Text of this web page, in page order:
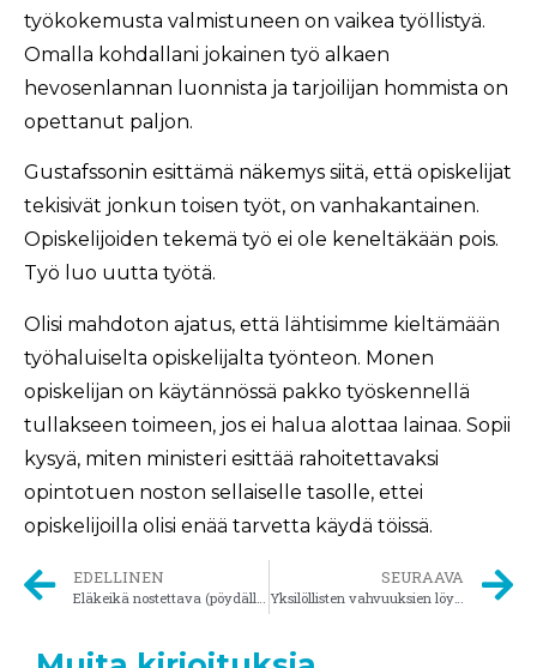
työkokemusta valmistuneen on vaikea työllistyä.
Omalla kohdallani jokainen työ alkaen
hevosenlannan luonnista ja tarjoilijan hommista on
opettanut paljon.
Gustafssonin esittämä näkemys siitä, että opiskelijat
tekisivät jonkun toisen työt, on vanhakantainen.
Opiskelijoiden tekemä työ ei ole keneltäkään pois.
Työ luo uutta työtä.
Olisi mahdoton ajatus, että lähtisimme kieltämään
työhaluiselta opiskelijalta työnteon. Monen
opiskelijan on käytännössä pakko työskennellä
tullakseen toimeen, jos ei halua alottaa lainaa. Sopii
kysyä, miten ministeri esittää rahoitettavaksi
opintotuen noston sellaiselle tasolle, ettei
opiskelijoilla olisi enää tarvetta käydä töissä.
EDELLINEN SEURAAVA
Yksilöllisten vahvuuksien löytäminen tärkeää peruskoulussa